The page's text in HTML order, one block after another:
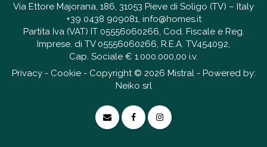
Via Ettore Majorana, 186, 31053 Pieve di Soligo (TV) – Italy
+39 0438 909081, info@homes.it
Partita Iva (VAT) IT 05556060266, Cod. Fiscale e Reg.
Imprese. di TV 05556060266, R.E.A. TV454092,
Cap. Sociale € 1.000.000,00 i.v.
Privacy- Cookie- Copyright © 2026 Mistral - Powered by:
Neiko srl